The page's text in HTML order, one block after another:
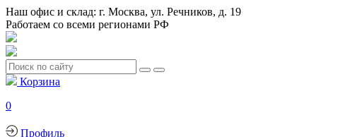
Наш офис и склад: г. Москва, ул. Речников, д. 19
Работаем со всеми регионами РФ
Корзина
0
Профиль